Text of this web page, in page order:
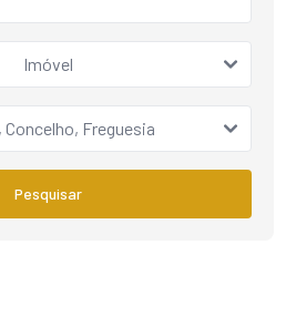
Imóvel
Freguesia
Pesquisar